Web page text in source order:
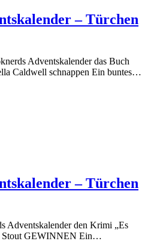
– Türchen
Adventskalender das Buch
Caldwell schnappen Ein buntes…
– Türchen
Adventskalender den Krimi „Es
Stout GEWINNEN Ein…